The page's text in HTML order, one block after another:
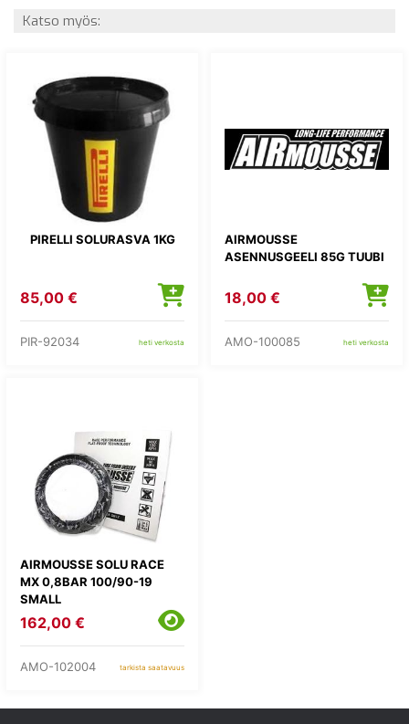
Katso myös:
PIRELLI SOLURASVA 1KG
85,00 €
PIR-92034 heti verkosta
AIRMOUSSE
ASENNUSGEELI 85G TUUBI
18,00 €
AMO-100085 heti verkosta
AIRMOUSSE SOLU RACE
MX 0,8BAR 100/90-19
SMALL
162,00 €
AMO-102004 tarkista saatavuus